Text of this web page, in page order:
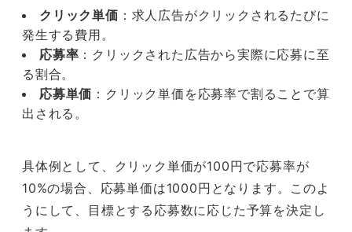
クリック単価 ：求人広告がクリックされるたびに
発生する費用。
応募率 ：クリックされた広告から実際に応募に至
る割合。
応募単価 ：クリック単価を応募率で割ることで算
出される。
具体例として、クリック単価が100円で応募率が
10%の場合、応募単価は1000円となります。このよ
うにして、目標とする応募数に応じた予算を決定し